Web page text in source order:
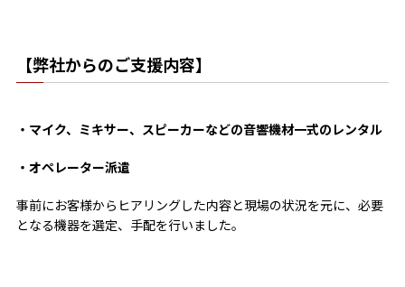
【弊社からのご支援内容】
・マイク、ミキサー、スピーカーなどの音響機材一式のレンタル
・オペレーター派遣
事前にお客様からヒアリングした内容と現場の状況を元に、必要
となる機器を選定、手配を行いました。